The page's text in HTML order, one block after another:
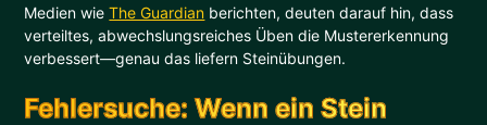
Medien wieThe Guardian berichten, deuten darauf hin, dass
verteiltes, abwechslungsreiches Üben die Mustererkennung
verbessert—genau das liefern Steinübungen.
Fehlersuche: Wenn ein Stein